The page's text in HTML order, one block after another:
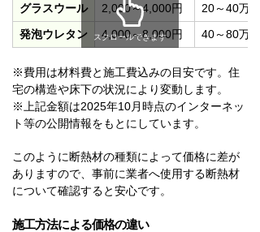
グラスウール
2,000～4,000円
20～40万円
発泡ウレタン
4,000～8,000円 40～80万円
スクロールできます
※費用は材料費と施工費込みの目安です。住
宅の構造や床下の状況により変動します。
※上記金額は2025年10月時点のインターネッ
ト等の公開情報をもとにしています。
このように断熱材の種類によって価格に差が
ありますので、事前に業者へ使用する断熱材
について確認すると安心です。
施工方法による価格の違い